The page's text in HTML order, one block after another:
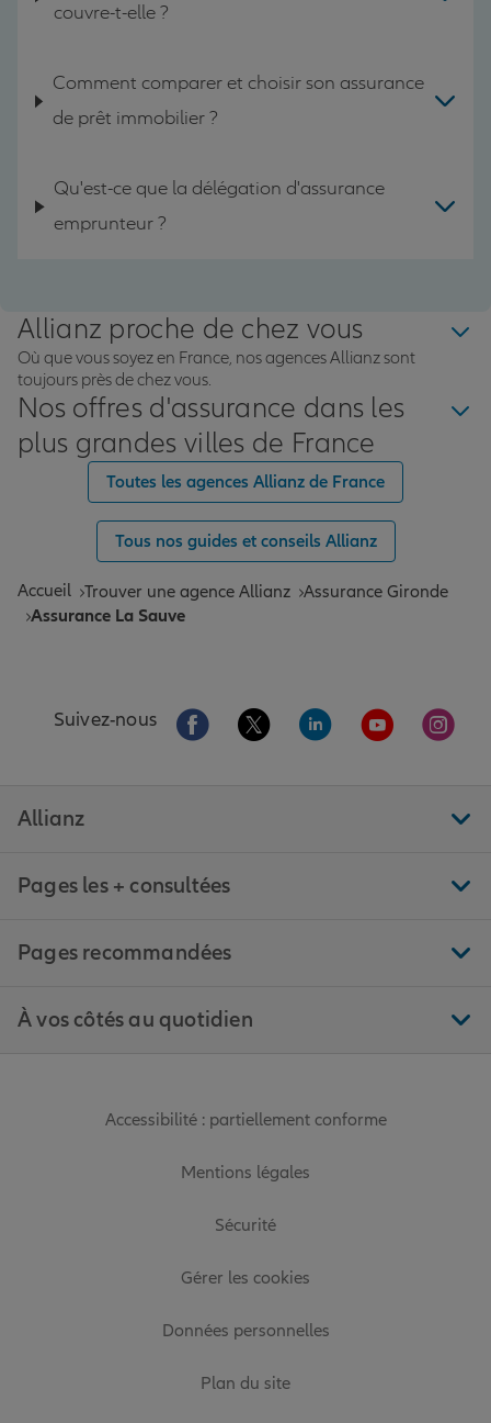
couvre-t-elle ?
Comment comparer et choisir son assurance
de prêt immobilier ?
Qu'est-ce que la délégation d'assurance
emprunteur ?
Allianz proche de chez vous
Où que vous soyez en France, nos agences Allianz sont
toujours près de chez vous.
Nos offres d'assurance dans les
plus grandes villes de France
Toutes les agences Allianz de France
Tous nos guides et conseils Allianz
Accueil Trouver une agence Allianz Assurance Gironde
Assurance La Sauve
Suivez-nous Aller sur la page Facebook de Allianz
Aller sur la page Twitter de
Aller sur la page
Aller sur la
Aller
Allianz
Pages les + consultées
Pages recommandées
À vos côtés au quotidien
Accessibilité : partiellement conforme
Mentions légales
Sécurité
Gérer les cookies
Données personnelles
Plan du site